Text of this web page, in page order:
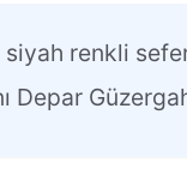
siyah renkli
Depar